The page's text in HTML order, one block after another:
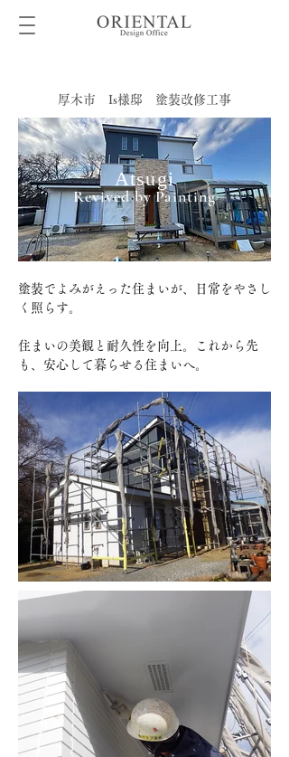
厚木市 Is様邸 塗装改修工事
Revived by Painting
Atsugi
塗装でよみがえった住まいが、日常をやさし
く照らす。
住まいの美観と耐久性を向上。これから先
も、安心して暮らせる住まいへ。